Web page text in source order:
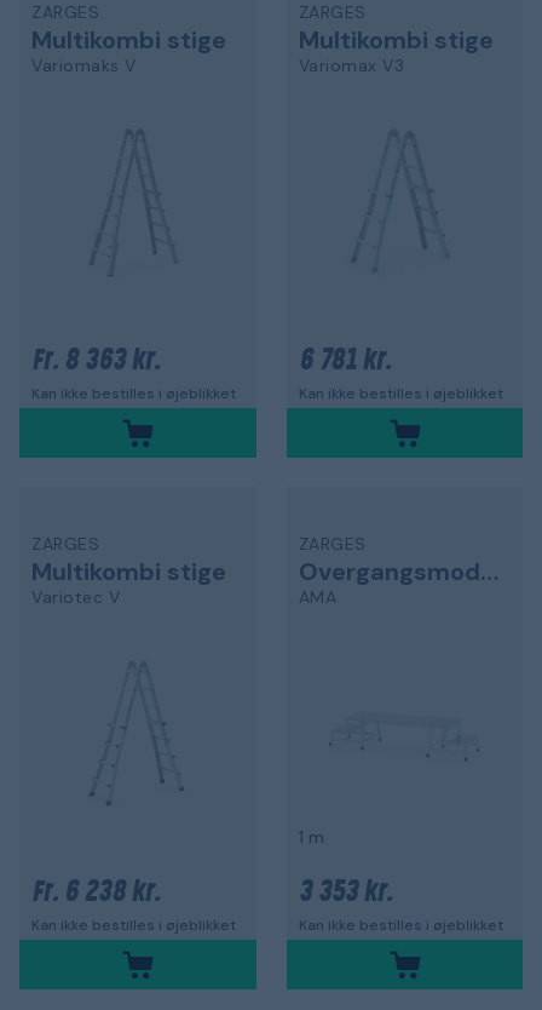
ZARGES
Multikombi stige
Variomaks V
Fr. 8 363 kr.
Kan ikke bestilles i øjeblikket
ZARGES
Multikombi stige
Variomax V3
6 781 kr.
Kan ikke bestilles i øjeblikket
ZARGES
Multikombi stige
Variotec V
Fr. 6 238 kr.
Kan ikke bestilles i øjeblikket
ZARGES
Overgangsmodul
AMA
1 m
3 353 kr.
Kan ikke bestilles i øjeblikket